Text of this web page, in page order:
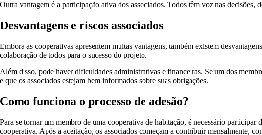
Outra vantagem é a participação ativa dos associados. Todos têm voz nas
Desvantagens e riscos associados
Embora as cooperativas apresentem muitas vantagens, também existem
colaboração de todos para o sucesso do projeto.
Além disso, pode haver dificuldades administrativas e financeiras. Se um dos
e que os associados estejam bem informados sobre suas obrigações.
Como funciona o processo de adesão?
Para se tornar um membro de uma cooperativa de habitação, é necessário
cooperativa. Após a aceitação, os associados começam a contribuir mensalmente,